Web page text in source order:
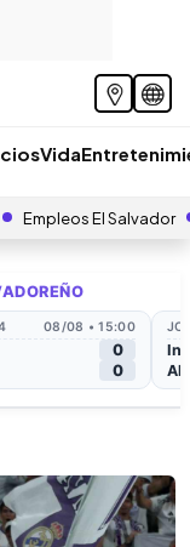
Vida
Empleos El Salvador